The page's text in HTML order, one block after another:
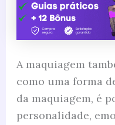
A maquiagem
como uma forma
da maquiagem, é
personalidade,